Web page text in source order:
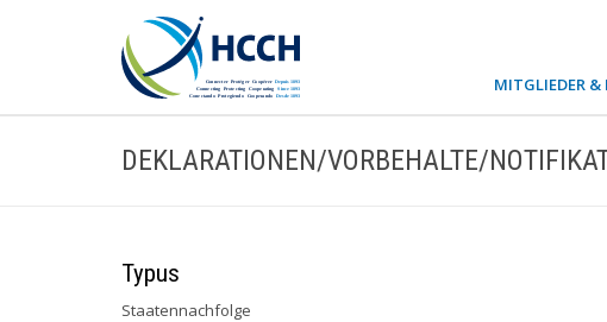
MITGLIEDER &
DEKLARATIONEN/VORBEHALTE/
Typus
Staatennachfolge